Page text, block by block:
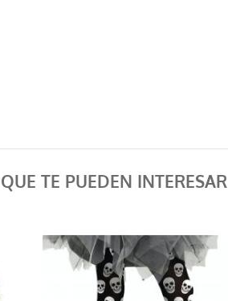
TE PUEDEN INTERESAR